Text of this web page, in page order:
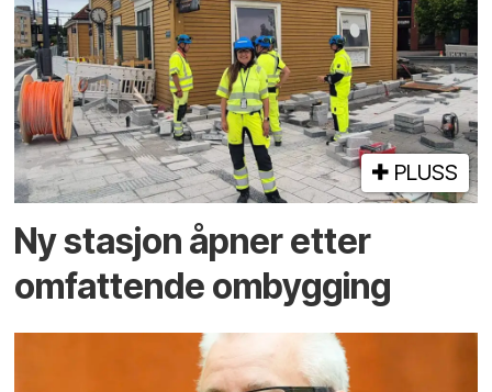
PLUSS
Ny stasjon åpner etter
omfattende ombygging